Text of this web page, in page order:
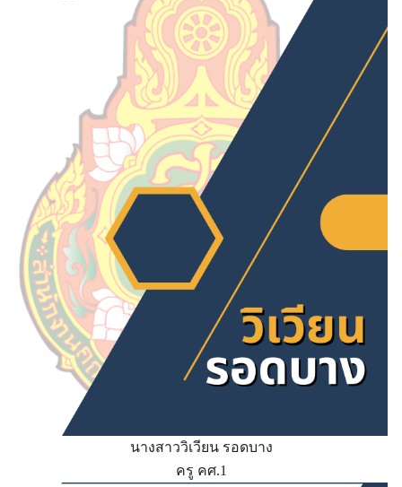
นางสาววิเวียน รอดบาง
ครู คศ.1